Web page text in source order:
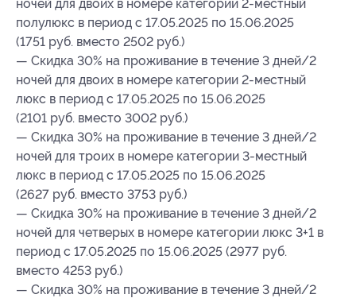
ночей для двоих в номере категории 2-местный
полулюкс в период с 17.05.2025 по 15.06.2025
(1751 руб. вместо 2502 руб.)
— Скидка 30% на проживание в течение 3 дней/2
ночей для двоих в номере категории 2-местный
люкс в период с 17.05.2025 по 15.06.2025
(2101 руб. вместо 3002 руб.)
— Скидка 30% на проживание в течение 3 дней/2
ночей для троих в номере категории 3-местный
люкс в период с 17.05.2025 по 15.06.2025
(2627 руб. вместо 3753 руб.)
— Скидка 30% на проживание в течение 3 дней/2
ночей для четверых в номере категории люкс 3+1 в
период с 17.05.2025 по 15.06.2025 (2977 руб.
вместо 4253 руб.)
— Скидка 30% на проживание в течение 3 дней/2